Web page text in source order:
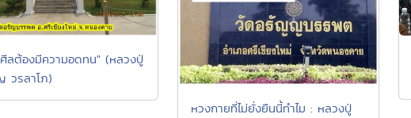
ลต้องมีความอดทน" (หลวงปู่
วรลาโภ)
หวงกายที่ไม่ยั่งยืนนี้ทำไม : หลวงปู่